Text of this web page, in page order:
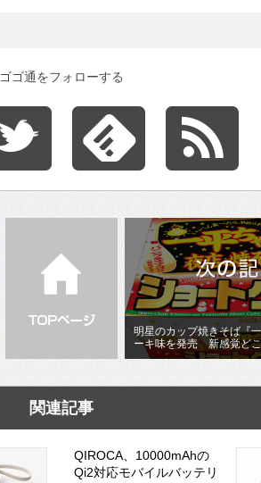
ゴゴ通をフォローする
明星のカップ焼きそば『
ーキ味を発売 新感覚ど
関連記事
QIROCA、10000mAhの
Qi2対応モバイルバッテリ